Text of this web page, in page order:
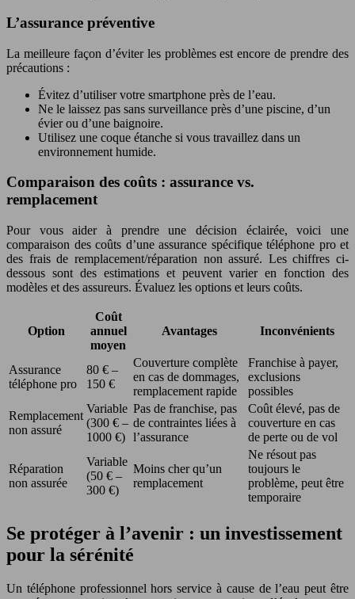
L’assurance préventive
La meilleure façon d’éviter les problèmes est encore de prendre des
précautions :
Évitez d’utiliser votre smartphone près de l’eau.
Ne le laissez pas sans surveillance près d’une piscine, d’un
évier ou d’une baignoire.
Utilisez une coque étanche si vous travaillez dans un
environnement humide.
Comparaison des coûts : assurance vs.
remplacement
Pour vous aider à prendre une décision éclairée, voici une
comparaison des coûts d’une assurance spécifique téléphone pro et
des frais de remplacement/réparation non assuré. Les chiffres ci-
dessous sont des estimations et peuvent varier en fonction des
modèles et des assureurs. Évaluez les options et leurs coûts.
Option
Coût
annuel
moyen
Avantages Inconvénients
Assurance
téléphone pro
80 € –
150 €
Couverture complète
en cas de dommages,
remplacement rapide
Franchise à payer,
exclusions
possibles
Remplacement
non assuré
Variable
(300 € –
1000 €)
Pas de franchise, pas
de contraintes liées à
l’assurance
Coût élevé, pas de
couverture en cas
de perte ou de vol
Réparation
non assurée
Variable
(50 € –
300 €)
Moins cher qu’un
remplacement
Ne résout pas
toujours le
problème, peut être
temporaire
Se protéger à l’avenir : un investissement
pour la sérénité
Un téléphone professionnel hors service à cause de l’eau peut être